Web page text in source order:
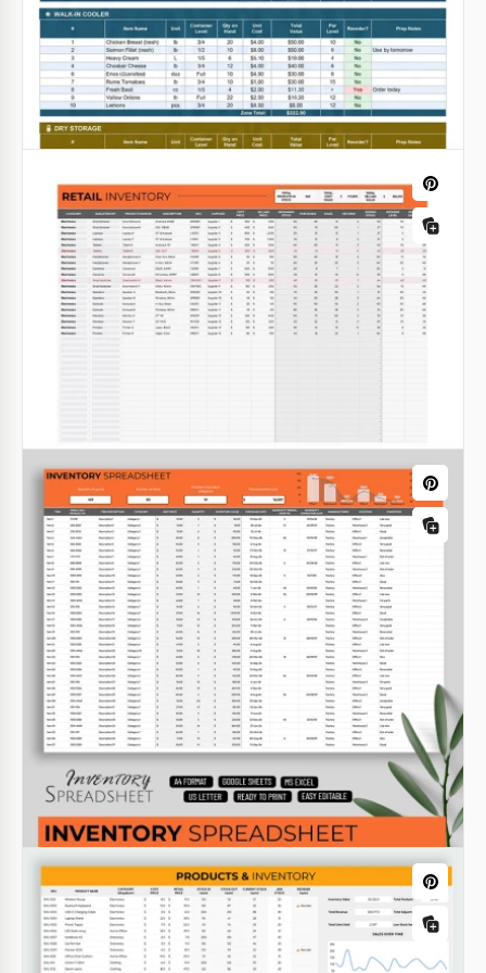
Modello dell'inventario dei beni
divertente per te.
Google Sheets
Inventario del commercio al dettaglio
Ottimizza la gestione del tuo inventario con il nostro
Modello di inventario al dettaglio.
Google Sheets